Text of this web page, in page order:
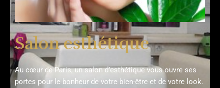
Salon esthétique
Au cœur de Paris, un salon d’esthétique vous ouvre ses
portes pour le bonheur de votre bien-être et de votre look.